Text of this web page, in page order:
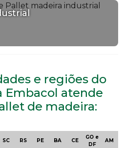
e regiões do
Embacol atende
de madeira:
SC RS PE BA CE
GO e
DF
AM